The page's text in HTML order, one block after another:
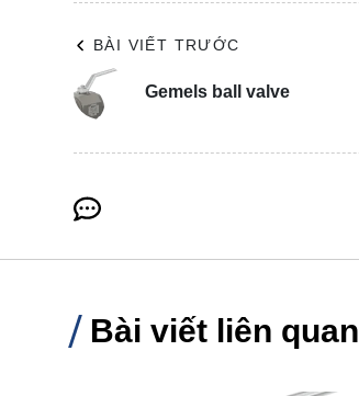
BÀI VIẾT TRƯỚC
Gemels ball valve
Bài viết liên quan